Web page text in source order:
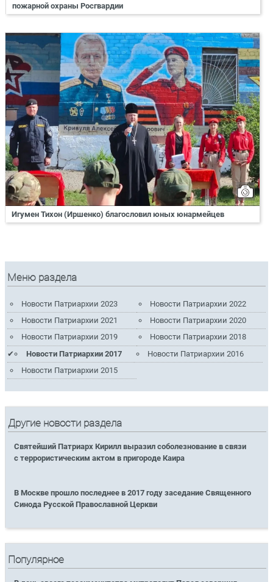
пожарной охраны Росгвардии
Игумен Тихон (Иршенко) благословил юных юнармейцев
Меню раздела
Новости Патриархии 2023
Новости Патриархии 2022
Новости Патриархии 2021
Новости Патриархии 2020
Новости Патриархии 2019
Новости Патриархии 2018
Новости Патриархии 2017
Новости Патриархии 2016
Новости Патриархии 2015
Другие новости раздела
Святейший Патриарх Кирилл выразил соболезнование в связи
с террористическим актом в пригороде Каира
В Москве прошло последнее в 2017 году заседание Священного
Синода Русской Православной Церкви
Популярное